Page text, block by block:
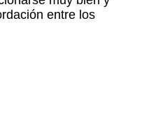
entre los